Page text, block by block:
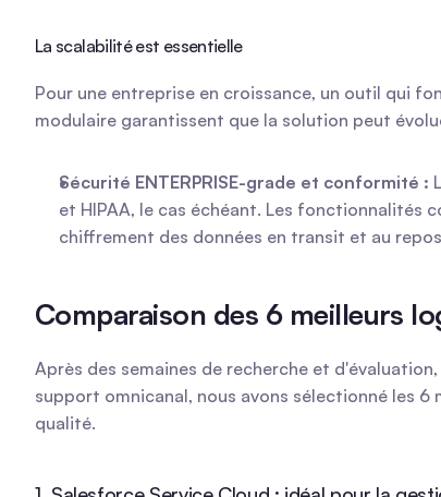
La scalabilité est essentielle
Pour une entreprise en croissance, un outil qui
modulaire garantissent que la solution peut
Sécurité ENTERPRISE-grade et conformité :
et HIPAA, le cas échéant. Les fonctionnalités
chiffrement des données en transit et au
Comparaison des 6 meilleurs
Après des semaines de recherche et
support omnicanal, nous avons sélectionné les
qualité.